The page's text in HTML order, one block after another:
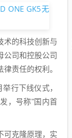
术的科技创新与
公司和控股公司
责任的权利。
行下线仪式，
，号称"国内首
可克隆原理，实